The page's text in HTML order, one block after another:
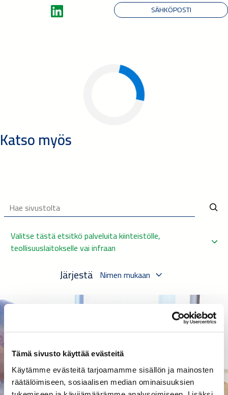
Tämä sivusto käyttää evästeitä
Käytämme evästeitä tarjoamamme sisällön ja mainosten
räätälöimiseen, sosiaalisen median ominaisuuksien
SÄHKÖPOSTI
Katso myös
Valitse tästä etsitkö palveluita kiinteistölle,
teollisuuslaitokselle vai infraan
Järjestä Nimen mukaan